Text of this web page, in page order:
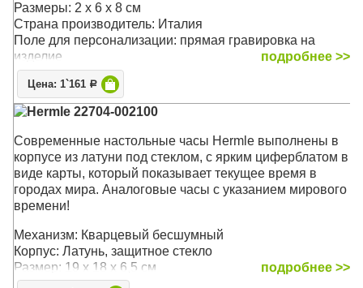
Размеры: 2 x 6 x 8 см
Страна производитель: Италия
Поле для персонализации: прямая гравировка на
изделие
подробнее >>
Цена: 1`161 Р
Hermle 22704-002100
Современные настольные часы Hermle выполнены в
корпусе из латуни под стеклом, с ярким циферблатом в
виде карты, который показывает текущее время в
городах мира. Аналоговые часы с указанием мирового
времени!
Механизм: Кварцевый бесшумный
Корпус: Латунь, защитное стекло
Размер: 19 х 18 х 6,5 см
подробнее >>